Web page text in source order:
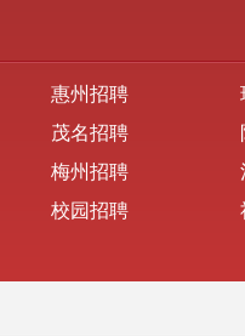
惠州招聘
茂名招聘
梅州招聘
校园招聘